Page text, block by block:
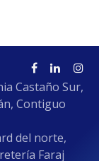
Castaño Sur,
Contiguo
del norte,
Faraj